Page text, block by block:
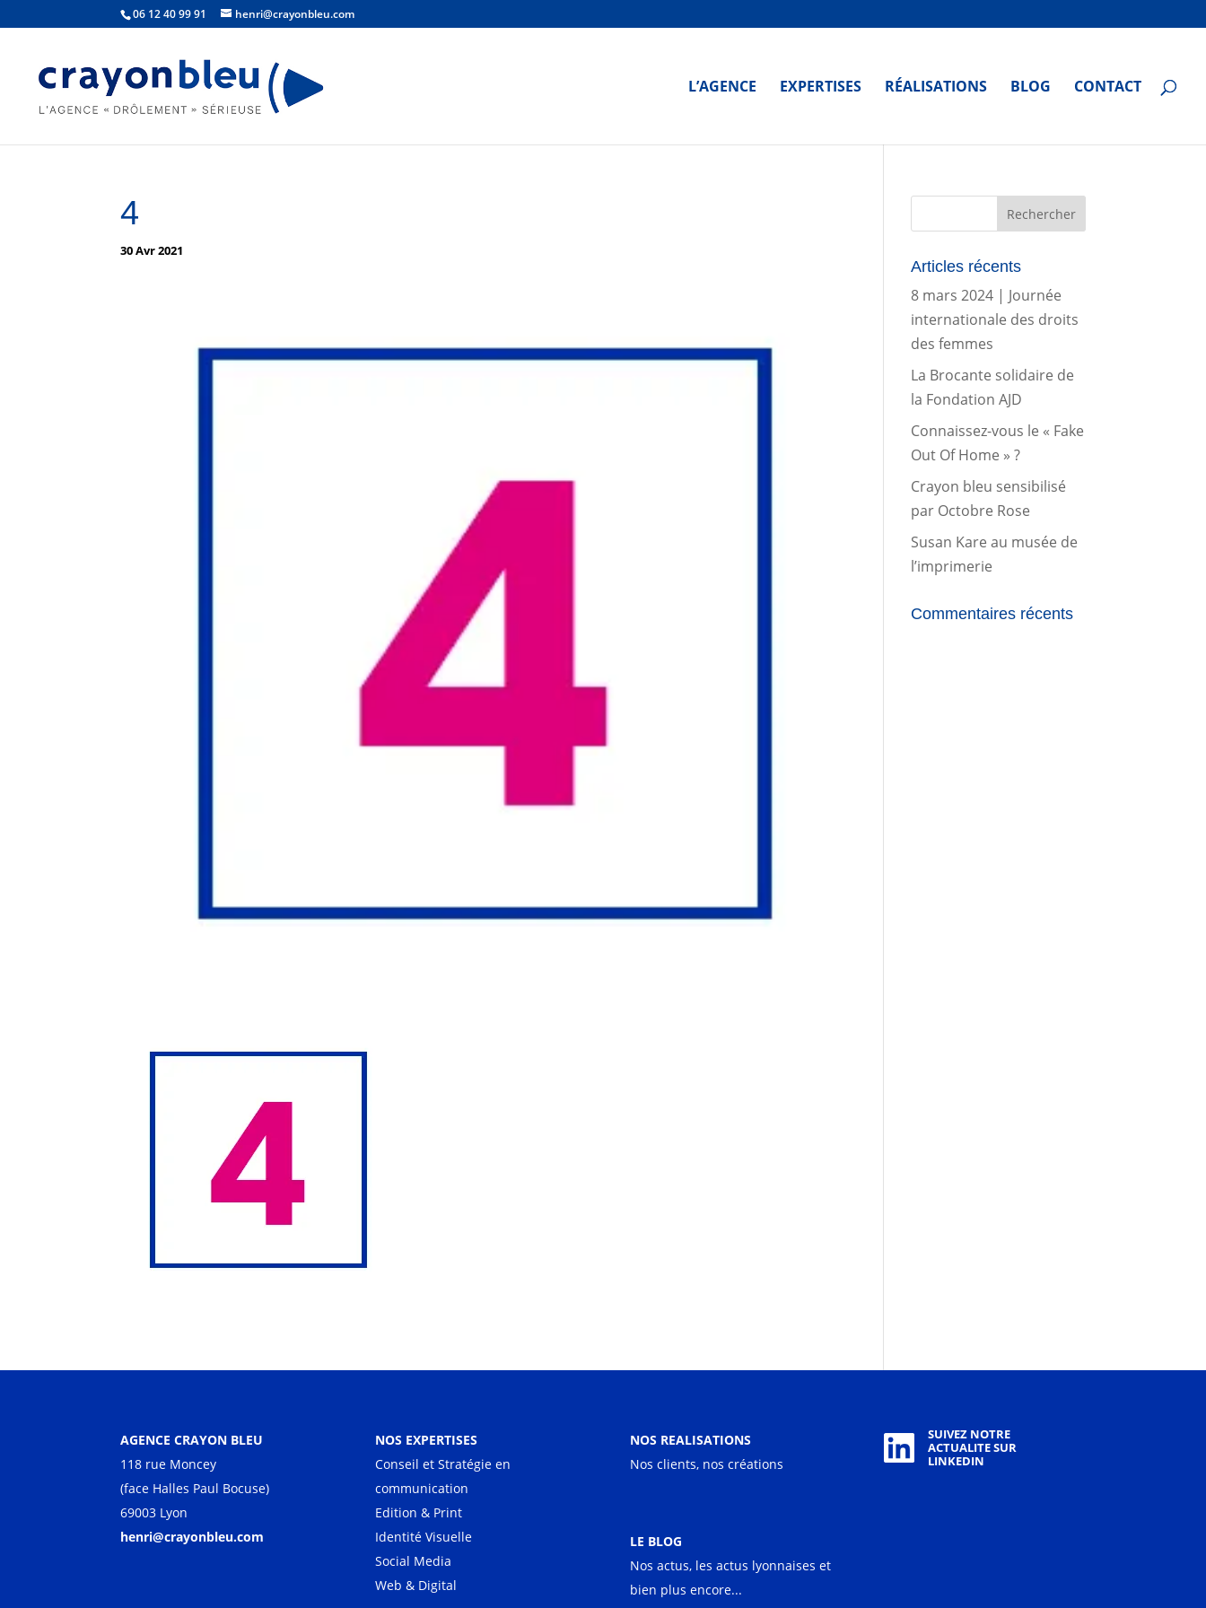
06 12 40 99 91 henri@crayonbleu.com
L’AGENCE EXPERTISES RÉALISATIONS BLOG CONTACT
4
30 Avr 2021
Articles récents
8 mars 2024 | Journée
internationale des droits
des femmes
La Brocante solidaire de
la Fondation AJD
Connaissez-vous le « Fake
Out Of Home » ?
Crayon bleu sensibilisé
par Octobre Rose
Susan Kare au musée de
l’imprimerie
Commentaires récents
AGENCE CRAYON BLEU
118 rue Moncey
(face Halles Paul Bocuse)
69003 Lyon
henri@crayonbleu.com
NOS EXPERTISES
Conseil et Stratégie en
communication
Edition & Print
Identité Visuelle
Social Media
Web & Digital
NOS REALISATIONS
Nos clients, nos créations
LE BLOG
Nos actus, les actus lyonnaises et
bien plus encore...
SUIVEZ NOTRE
ACTUALITE SUR
LINKEDIN